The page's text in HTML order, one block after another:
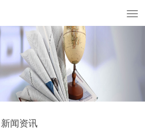
切
换
新闻资讯